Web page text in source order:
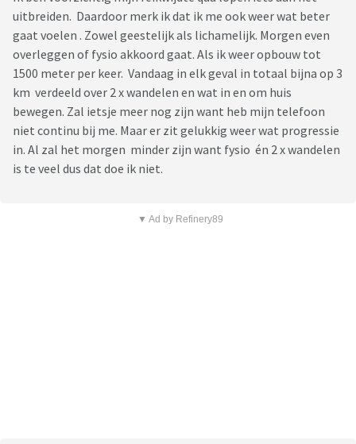
uitbreiden. Daardoor merk ik dat ik me ook weer wat beter
gaat voelen . Zowel geestelijk als lichamelijk. Morgen even
overleggen of fysio akkoord gaat. Als ik weer opbouw tot
1500 meter per keer. Vandaag in elk geval in totaal bijna op 3
km verdeeld over 2 x wandelen en wat in en om huis
bewegen. Zal ietsje meer nog zijn want heb mijn telefoon
niet continu bij me. Maar er zit gelukkig weer wat progressie
in. Al zal het morgen minder zijn want fysio én 2 x wandelen
is te veel dus dat doe ik niet.
▼ Ad by Refinery89